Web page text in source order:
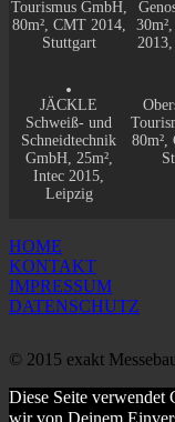
Tourismus GmbH,
80m², CMT 2014,
Stuttgart
JÄCKLE
Schweiß- und
Schneidtechnik
GmbH, 25m²,
Intec 2015,
Leipzig
80m²,
HOME
KONTAKT
IMPRESSUM
DATENSCHUTZ
© 2015 exakt
Diese Seite verwendet
wir von Deinem